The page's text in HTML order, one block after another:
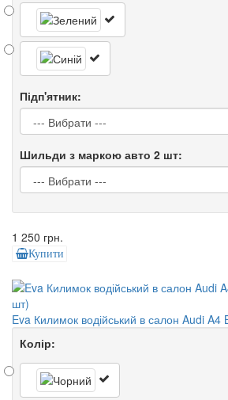
Підп'ятник:
Шильди з маркою авто 2 шт:
1 250 грн.
Купити
Eva Килимок водійський в салон Audi
Колір: